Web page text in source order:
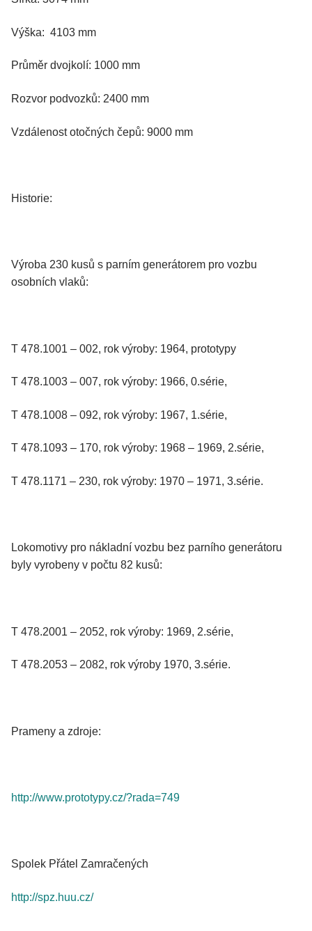
Výška: 4103 mm
Průměr dvojkolí: 1000 mm
Rozvor podvozků: 2400 mm
Vzdálenost otočných čepů: 9000 mm
Historie:
Výroba 230 kusů s parním generátorem pro vozbu
osobních vlaků:
T 478.1001 – 002, rok výroby: 1964, prototypy
T 478.1003 – 007, rok výroby: 1966, 0.série,
T 478.1008 – 092, rok výroby: 1967, 1.série,
T 478.1093 – 170, rok výroby: 1968 – 1969, 2.série,
T 478.1171 – 230, rok výroby: 1970 – 1971, 3.série.
Lokomotivy pro nákladní vozbu bez parního generátoru
byly vyrobeny v počtu 82 kusů:
T 478.2001 – 2052, rok výroby: 1969, 2.série,
T 478.2053 – 2082, rok výroby 1970, 3.série.
Prameny a zdroje:
http://www.prototypy.cz/?rada=749
Spolek Přátel Zamračených
http://spz.huu.cz/